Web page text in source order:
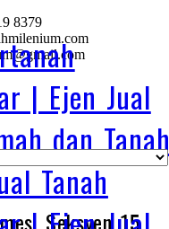
| Ejen Jual
dan Tanah
Tanah
8379
Seksyen 15